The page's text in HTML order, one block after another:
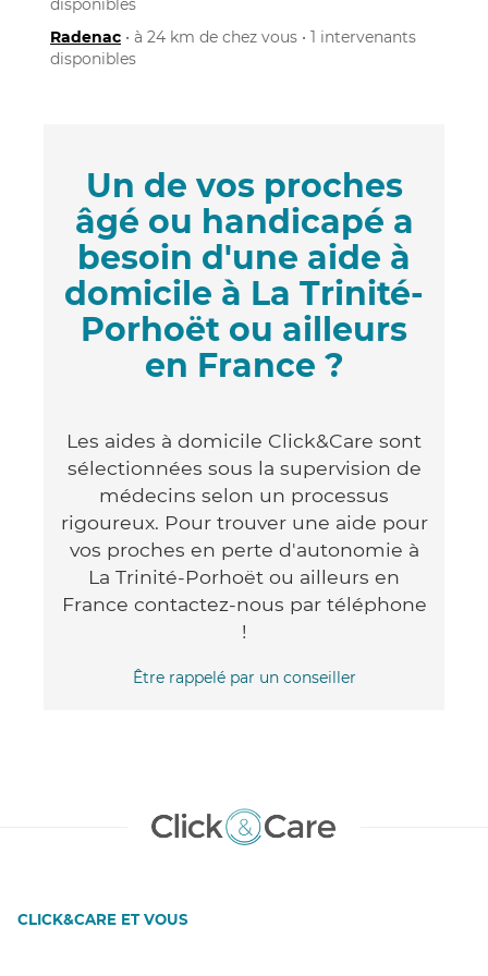
disponibles
Radenac • à 24 km de chez vous • 1 intervenants
disponibles
Un de vos proches
âgé ou handicapé a
besoin d'une aide à
domicile à La Trinité-
Porhoët ou ailleurs
en France ?
Les aides à domicile Click&Care sont
sélectionnées sous la supervision de
médecins selon un processus
rigoureux. Pour trouver une aide pour
vos proches en perte d'autonomie à
La Trinité-Porhoët ou ailleurs en
France contactez-nous par téléphone
!
Être rappelé par un conseiller
CLICK&CARE ET VOUS